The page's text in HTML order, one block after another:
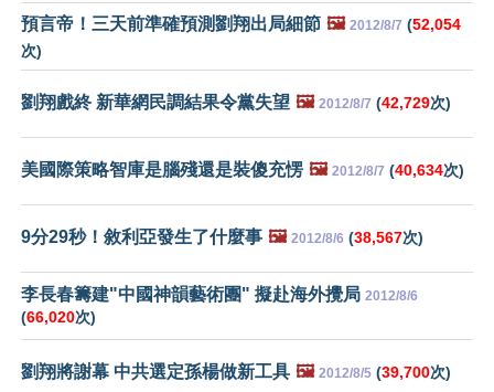
預言帝！三天前準確預測劉翔出局細節 🖼️ 2012/8/7 (52,054
次)
劉翔戲終 新華網民調結果令黨失望 🖼️ 2012/8/7 (42,729次)
美國際策略智庫是腦殘還是裝傻充愣 🖼️ 2012/8/7 (40,634次)
9分29秒！敘利亞發生了什麼事 🖼️ 2012/8/6 (38,567次)
李長春籌建"中國神韻藝術團" 擬赴海外攪局 2012/8/6
(66,020次)
劉翔將謝幕 中共選定孫楊做新工具 🖼️ 2012/8/5 (39,700次)